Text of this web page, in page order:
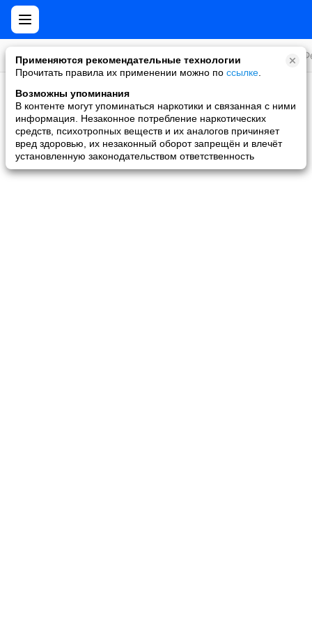
Все игры
Применяются рекомендательные технологии
Прочитать правила их применении можно по ссылке
Возможны упоминания
В контенте могут упоминаться наркотики и связанная с ними
информация. Незаконное потребление наркотических
средств, психотропных веществ и их аналогов причиняет
вред здоровью, их незаконный оборот запрещён и влечёт
установленную законодательством ответственность
Скидки и акции
Ни одной игры не найдено